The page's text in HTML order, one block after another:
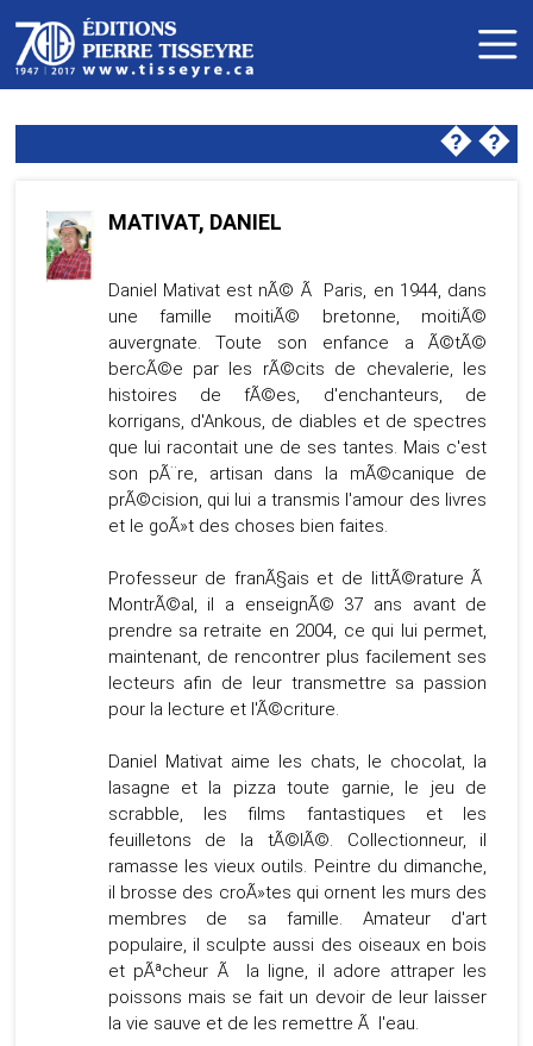
��
MATIVAT, DANIEL
Daniel Mativat est nÃ© Ã Paris, en 1944, dans
une famille moitiÃ© bretonne, moitiÃ©
auvergnate. Toute son enfance a Ã©tÃ©
bercÃ©e par les rÃ©cits de chevalerie, les
histoires de fÃ©es, d'enchanteurs, de
korrigans, d'Ankous, de diables et de spectres
que lui racontait une de ses tantes. Mais c'est
son pÃ¨re, artisan dans la mÃ©canique de
prÃ©cision, qui lui a transmis l'amour des livres
et le goÃ»t des choses bien faites.
Professeur de franÃ§ais et de littÃ©rature Ã
MontrÃ©al, il a enseignÃ© 37 ans avant de
prendre sa retraite en 2004, ce qui lui permet,
maintenant, de rencontrer plus facilement ses
lecteurs afin de leur transmettre sa passion
pour la lecture et l'Ã©criture.
Daniel Mativat aime les chats, le chocolat, la
lasagne et la pizza toute garnie, le jeu de
scrabble, les films fantastiques et les
feuilletons de la tÃ©lÃ©. Collectionneur, il
ramasse les vieux outils. Peintre du dimanche,
il brosse des croÃ»tes qui ornent les murs des
membres de sa famille. Amateur d'art
populaire, il sculpte aussi des oiseaux en bois
et pÃªcheur Ã la ligne, il adore attraper les
poissons mais se fait un devoir de leur laisser
la vie sauve et de les remettre Ã l'eau.